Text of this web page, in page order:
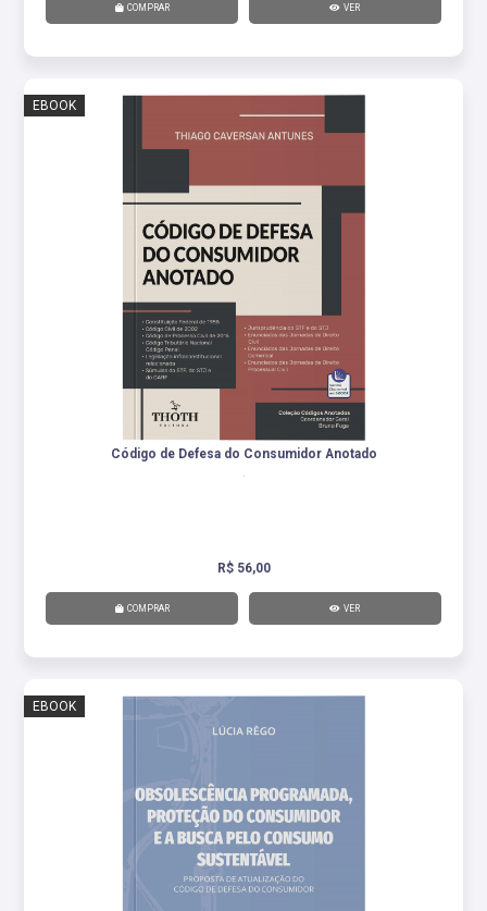
COMPRAR VER
EBOOK
Código de Defesa do Consumidor Anotado
R$ 56,00
COMPRAR VER
EBOOK